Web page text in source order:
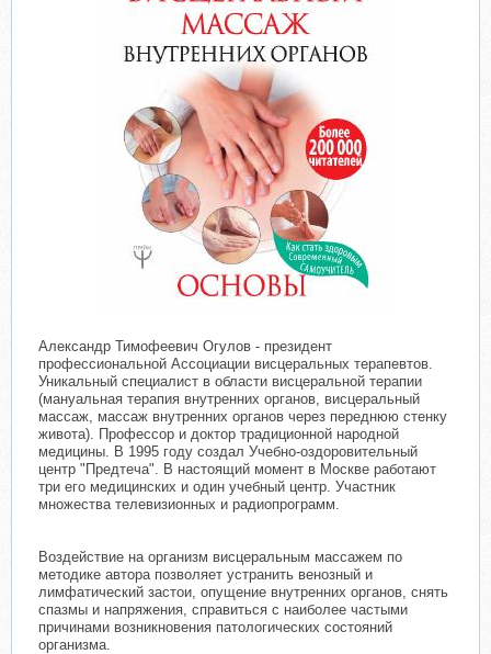
Александр Тимофеевич Огулов - президент
профессиональной Ассоциации висцеральных терапевтов.
Уникальный специалист в области висцеральной терапии
(мануальная терапия внутренних органов, висцеральный
массаж, массаж внутренних органов через переднюю стенку
живота). Профессор и доктор традиционной народной
медицины. В 1995 году создал Учебно-оздоровительный
центр "Предтеча". В настоящий момент в Москве работают
три его медицинских и один учебный центр. Участник
множества телевизионных и радиопрограмм.
Воздействие на организм висцеральным массажем по
методике автора позволяет устранить венозный и
лимфатический застои, опущение внутренних органов, снять
спазмы и напряжения, справиться с наиболее частыми
причинами возникновения патологических состояний
организма.